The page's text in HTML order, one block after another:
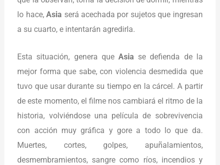
lo hace,Asia será acechada por sujetos que ingresan
a su cuarto, e intentarán agredirla.
Esta situación, genera que Asia se defienda de la
mejor forma que sabe, con violencia desmedida que
tuvo que usar durante su tiempo en la cárcel. A partir
de este momento, el filme nos cambiará el ritmo de la
historia, volviéndose una película de sobrevivencia
con acción muy gráfica y gore a todo lo que da.
Muertes, cortes, golpes, apuñalamientos,
desmembramientos, sangre como ríos, incendios y